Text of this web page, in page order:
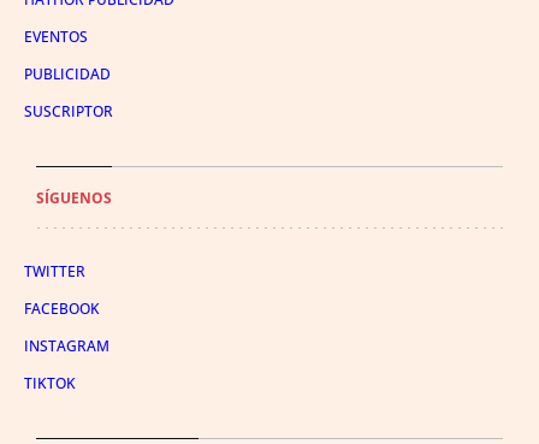
EVENTOS
PUBLICIDAD
SUSCRIPTOR
SÍGUENOS
TWITTER
FACEBOOK
INSTAGRAM
TIKTOK